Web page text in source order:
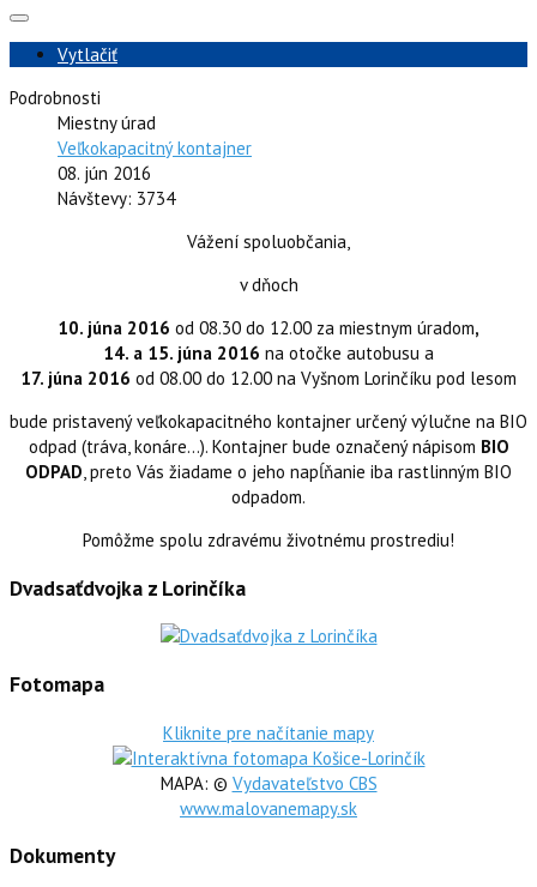
Vytlačiť
Podrobnosti
Miestny úrad
Veľkokapacitný kontajner
08. jún 2016
Návštevy: 3734
Vážení spoluobčania,
v dňoch
10. júna 2016 od 08.30 do 12.00 za miestnym úradom,
14. a 15. júna 2016 na otočke autobusu a
17. júna 2016 od 08.00 do 12.00 na Vyšnom Lorinčíku pod lesom
bude pristavený veľkokapacitného kontajner určený výlučne na BIO
odpad (tráva, konáre...). Kontajner bude označený nápisom BIO
ODPAD, preto Vás žiadame o jeho napĺňanie iba rastlinným BIO
odpadom.
Pomôžme spolu zdravému životnému prostrediu!
Dvadsaťdvojka z Lorinčíka
Fotomapa
Kliknite pre načítanie mapy
MAPA: © Vydavateľstvo CBS
www.malovanemapy.sk
Dokumenty